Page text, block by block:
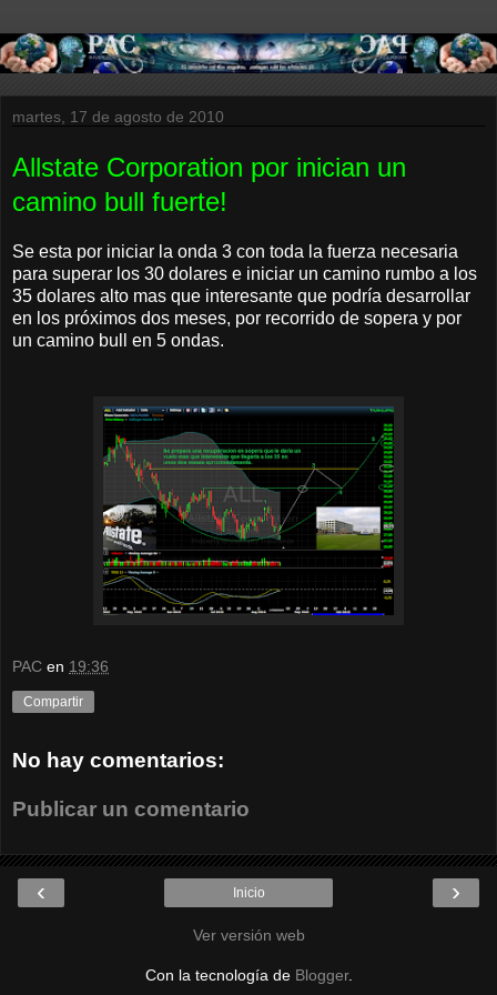
martes, 17 de agosto de 2010
Allstate Corporation por inician un
camino bull fuerte!
Se esta por iniciar la onda 3 con toda la fuerza necesaria
para superar los 30 dolares e iniciar un camino rumbo a los
35 dolares alto mas que interesante que podría desarrollar
en los próximos dos meses, por recorrido de sopera y por
un camino bull en 5 ondas.
PAC en 19:36
Compartir
No hay comentarios:
Publicar un comentario
‹ ›
Inicio
Ver versión web
Con la tecnología de Blogger.